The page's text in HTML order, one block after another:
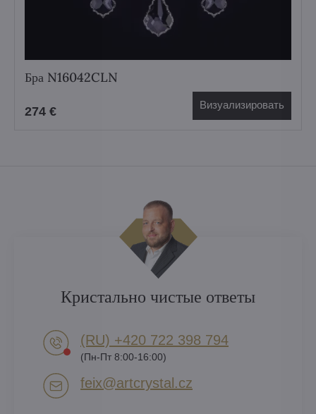
Бра N16042CLN
274 € Визуализировать
Кристально чистые ответы
(RU) +420 722 398 794​
(Пн-Пт 8:00-16:00)
feix​@artcrystal​.cz